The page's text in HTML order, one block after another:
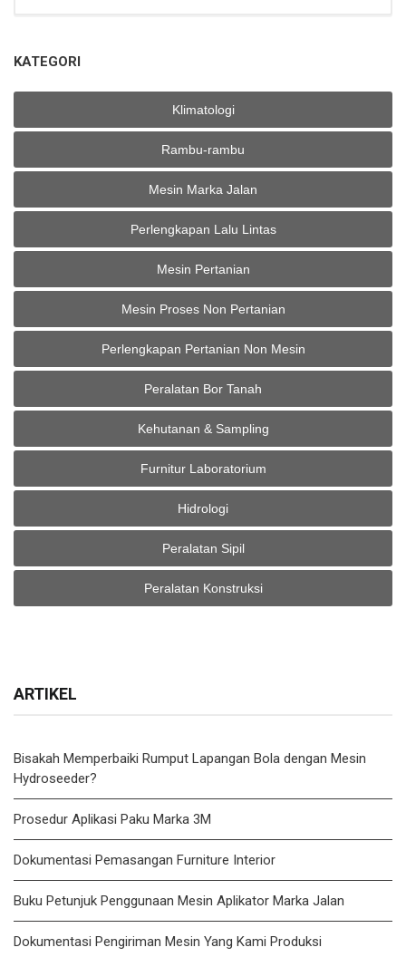
KATEGORI
Klimatologi
Rambu-rambu
Mesin Marka Jalan
Perlengkapan Lalu Lintas
Mesin Pertanian
Mesin Proses Non Pertanian
Perlengkapan Pertanian Non Mesin
Peralatan Bor Tanah
Kehutanan & Sampling
Furnitur Laboratorium
Hidrologi
Peralatan Sipil
Peralatan Konstruksi
ARTIKEL
Bisakah Memperbaiki Rumput Lapangan Bola dengan Mesin
Hydroseeder?
Prosedur Aplikasi Paku Marka 3M
Dokumentasi Pemasangan Furniture Interior
Buku Petunjuk Penggunaan Mesin Aplikator Marka Jalan
Dokumentasi Pengiriman Mesin Yang Kami Produksi